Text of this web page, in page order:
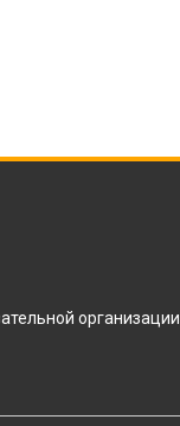
организации